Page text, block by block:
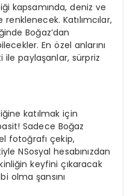
kapsamında, deniz ve
Katılımcılar,
Boğaz’dan
En özel anlarını
paylaşanlar, sürpriz
katılmak için
Sadece Boğaz
fotoğrafı çekip,
NSosyal hesabınızdan
keyfini çıkaracak
olma şansını